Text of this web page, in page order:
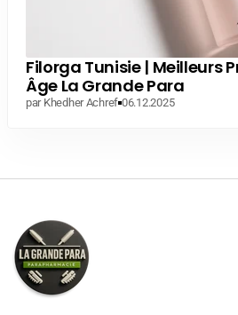
Filorga Tunisie | Meilleurs
Âge La Grande Para
par Khedher Achref 06.12.2025